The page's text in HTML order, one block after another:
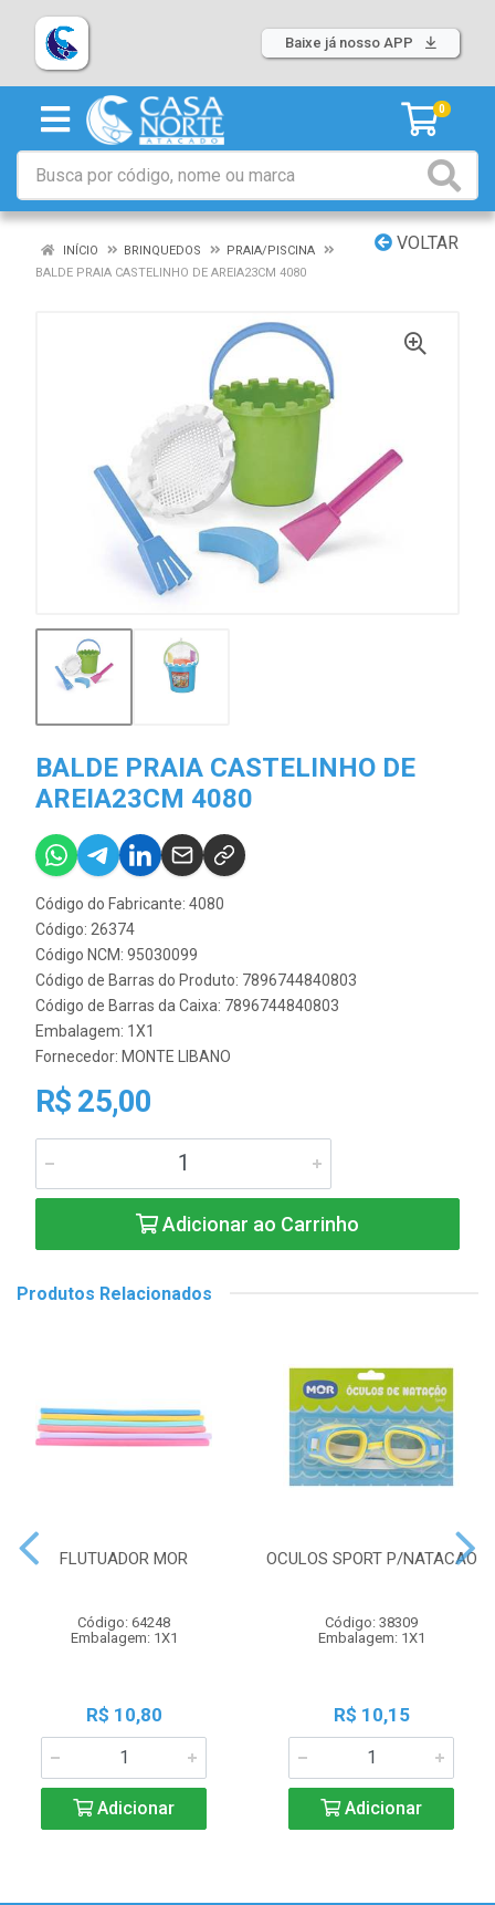
Baixe já nosso APP
0
VOLTAR
INÍCIO BRINQUEDOS
PRAIA/PISCINA
BALDE PRAIA CASTELINHO DE AREIA23CM 4080
BALDE PRAIA CASTELINHO DE
AREIA23CM 4080
Código do Fabricante: 4080
Código: 26374
Código NCM: 95030099
Código de Barras do Produto: 7896744840803
Código de Barras da Caixa: 7896744840803
Embalagem: 1X1
Fornecedor: MONTE LIBANO
R$ 25,00
Adicionar ao Carrinho
Produtos Relacionados
FLUTUADOR MOR
Código: 64248
Embalagem: 1X1
R$ 10,80
Adicionar
OCULOS SPORT P/NATACAO
Código: 38309
Embalagem: 1X1
R$ 10,15
Adicionar